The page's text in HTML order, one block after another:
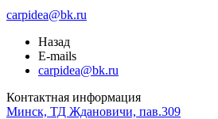
carpidea@bk.ru
Назад
E-mails
carpidea@bk.ru
Контактная информация
Минск, ТД Ждановичи, пав.309